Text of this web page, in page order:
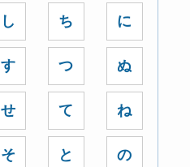
し
す
せ
そ
ち
つ
て
と
に
ぬ
ね
の